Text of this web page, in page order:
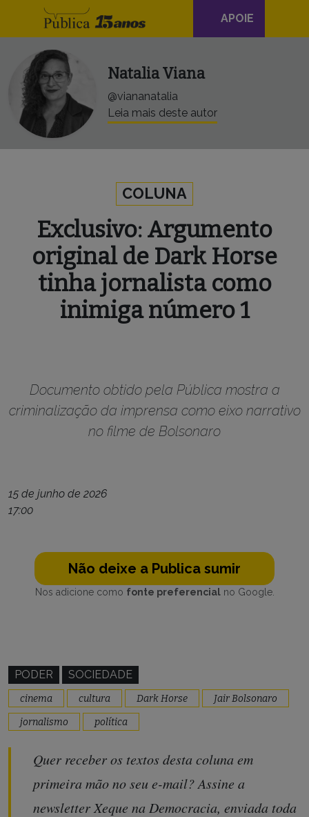
Skip to content
Navegação
principal
APOIE
Natalia Viana
@viananatalia
Leia mais deste autor
COLUNA
Exclusivo: Argumento
original de Dark Horse
tinha jornalista como
inimiga número 1
Documento obtido pela Pública mostra a
criminalização da imprensa como eixo narrativo
no filme de Bolsonaro
15 de junho de 2026
17:00
Não deixe a Publica sumir
Nos adicione como fonte preferencialno Google.
PODER SOCIEDADE
cinema cultura Dark Horse
Jair Bolsonaro
jornalismo
política
Quer receber os textos desta coluna em
primeira mão no seu e-mail? Assine a
newsletter Xeque na Democracia, enviada toda